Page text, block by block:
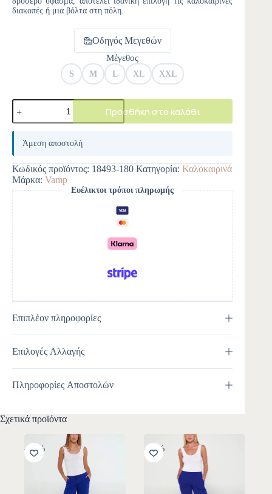
διακοπές ή μια βόλτα στη πόλη.
Οδηγός Μεγεθών
Μέγεθος
S M L XL XXL
Προσθήκη στο καλάθι
A
e
r
n
a
t
i
v
e
:
Άμεση αποστολή
Κωδικός προϊόντος: 18493-180 Κατηγορία: Καλοκαιρινά
Μάρκα: Vamp
Ευέλικτοι τρόποι πληρωμής
Επιπλέον πληροφορίες
Επιλογές Αλλαγής
Πληροφορίες Αποστολών
Σχετικά προϊόντα
-30% -30%